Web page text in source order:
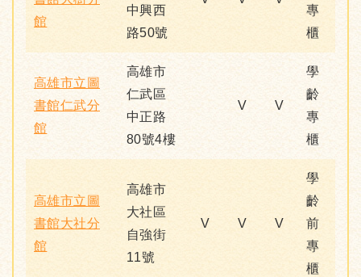
館
中興西
路50號
專
櫃
高雄市立圖
書館仁武分
館
高雄市
仁武區
中正路
80號4樓
V V
學
齡
專
櫃
高雄市立圖
書館大社分
館
高雄市
大社區
自強街
11號
V V V
學
齡
前
專
櫃